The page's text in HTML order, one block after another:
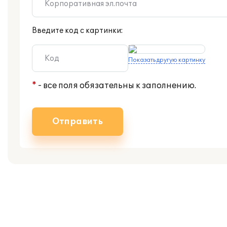
Введите код с картинки:
Показать другую картинку
* - все поля обязательны к заполнению.
Отправить